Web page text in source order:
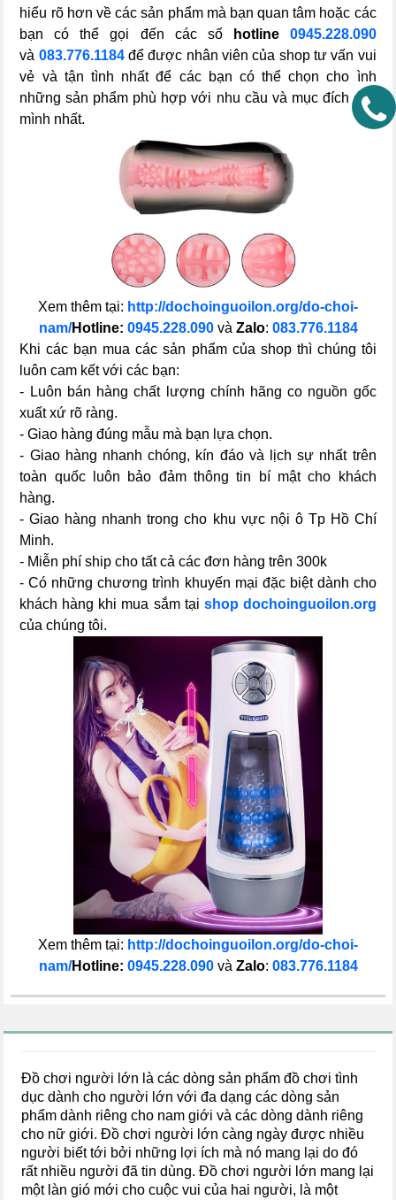
hiểu rõ hơn về các sản phẩm mà bạn quan tâm hoặc các
bạn có thể gọi đến các số
hotline 0945.228.090
và 083.776.1184để được nhân viên của shop tư vấn vui
vẻ và tận tình nhất để các bạn có thể chọn cho ình
những sản phẩm phù hợp với nhu cầu và mục đích của
mình nhất.
Xem thêm tại: http://dochoinguoilon.org/do-choi-
nam/Hotline: 0945.228.090và Zalo: 083.776.1184
Khi các bạn mua các sản phẩm của shop thì chúng tôi
luôn cam kết với các bạn:
- Luôn bán hàng chất lượng chính hãng co nguồn gốc
xuất xứ rõ ràng.
- Giao hàng đúng mẫu mà bạn lựa chọn.
- Giao hàng nhanh chóng, kín đáo và lịch sự nhất trên
toàn quốc luôn bảo đảm thông tin bí mật cho khách
hàng.
- Giao hàng nhanh trong cho khu vực nội ô Tp Hồ Chí
Minh.
- Miễn phí ship cho tất cả các đơn hàng trên 300k
- Có những chương trình khuyến mại đặc biệt dành cho
khách hàng khi mua sắm tại shop dochoinguoilon.org
của chúng tôi.
Xem thêm tại: http://dochoinguoilon.org/do-choi-
nam/Hotline: 0945.228.090và Zalo: 083.776.1184
Đồ chơi người lớn là các dòng sản phẩm đồ chơi tình
dục dành cho người lớn với đa dạng các dòng sản
phẩm dành riêng cho nam giới và các dòng dành riêng
cho nữ giới. Đồ chơi người lớn càng ngày được nhiều
người biết tới bởi những lợi ích mà nó mang lại do đó
rất nhiều người đã tin dùng. Đồ chơi người lớn mang lại
một làn gió mới cho cuộc vui của hai người, là một